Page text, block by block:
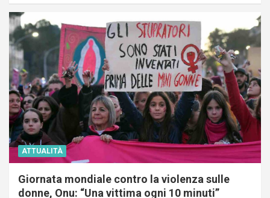
ATTUALITÀ
Giornata mondiale contro la violenza sulle
donne, Onu: “Una vittima ogni 10 minuti”